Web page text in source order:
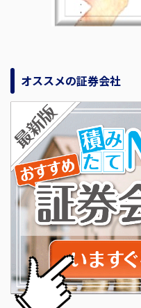
オススメの証券会社